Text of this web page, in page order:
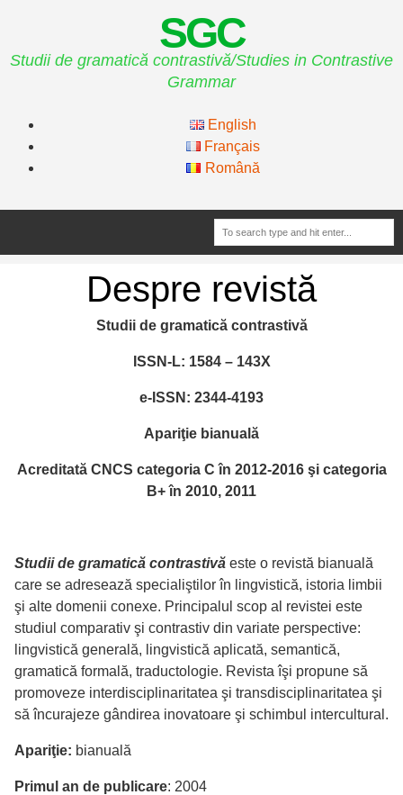
SGC
Studii de gramatică contrastivă/Studies in Contrastive
Grammar
English
Français
Română
Despre revistă
Studii de gramatică contrastivă
ISSN-L: 1584 – 143X
e-ISSN: 2344-4193
Apariţie bianuală
Acreditată CNCS categoria C în 2012-2016 şi categoria
B+ în 2010, 2011
Studii de gramatică contrastivă este o revistă bianuală
care se adresează specialiştilor în lingvistică, istoria limbii
şi alte domenii conexe. Principalul scop al revistei este
studiul comparativ şi contrastiv din variate perspective:
lingvistică generală, lingvistică aplicată, semantică,
gramatică formală, traductologie. Revista îşi propune să
promoveze interdisciplinaritatea şi transdisciplinaritatea şi
să încurajeze gândirea inovatoare şi schimbul intercultural.
Apariţie: bianuală
Primul an de publicare: 2004